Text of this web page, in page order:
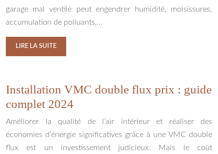
garage mal ventilé peut engendrer humidité, moisissures,
accumulation de polluants,…
LIRE LA SUITE
Installation VMC double flux prix : guide
complet 2024
Améliorer la qualité de l’air intérieur et réaliser des
économies d’énergie significatives grâce à une VMC double
flux est un investissement judicieux. Mais le coût